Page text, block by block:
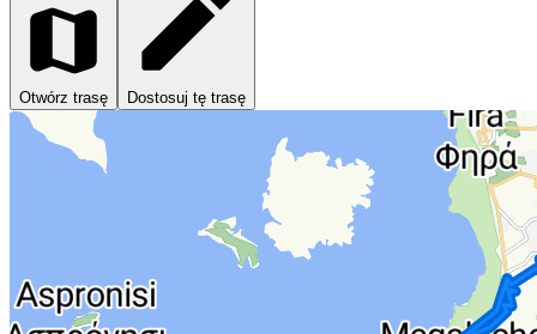
Otwórz trasę Dostosuj tę trasę